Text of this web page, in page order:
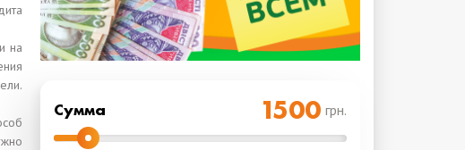
Cумма грн.
на